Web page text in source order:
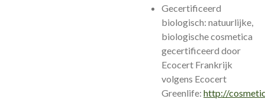
Gecertificeerd
biologisch: natuurlijke,
biologische cosmetica
gecertificeerd door
Ecocert Frankrijk
volgens Ecocert
Greenlife: http://